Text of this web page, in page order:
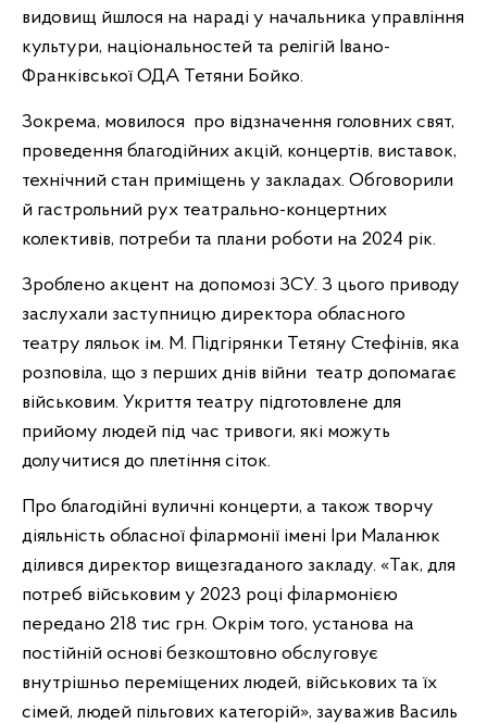
видовищ йшлося на нараді у начальника управління
культури, національностей та релігій Івано-
Франківської ОДА Тетяни Бойко.
Зокрема, мовилося про відзначення головних свят,
проведення благодійних акцій, концертів, виставок,
технічний стан приміщень у закладах. Обговорили
й гастрольний рух театрально-концертних
колективів, потреби та плани роботи на 2024 рік.
Зроблено акцент на допомозі ЗСУ. З цього приводу
заслухали заступницю директора обласного
театру ляльок ім. М. Підгірянки Тетяну Стефінів, яка
розповіла, що з перших днів війни театр допомагає
військовим. Укриття театру підготовлене для
прийому людей під час тривоги, які можуть
долучитися до плетіння сіток.
Про благодійні вуличні концерти, а також творчу
діяльність обласної філармонії імені Іри Маланюк
ділився директор вищезгаданого закладу. «Так, для
потреб військовим у 2023 році філармонією
передано 218 тис грн. Окрім того, установа на
постійній основі безкоштовно обслуговує
внутрішньо переміщених людей, військових та їх
сімей, людей пільгових категорій», зауважив Василь